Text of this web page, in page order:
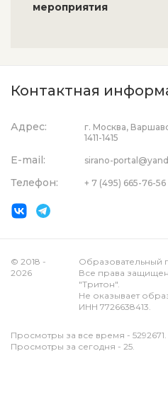
мероприятия
Контактная
Адрес:
г. Москва,
1411-1415
E-mail: sirano-
Телефон: + 7 (495) 665-76-56
© 2018 -
2026
Образовательный
Все права
"Тритон".
Не оказывает
ИНН 7726638413.
Просмотры за все время - 5292671.
Просмотры за сегодня - 25.